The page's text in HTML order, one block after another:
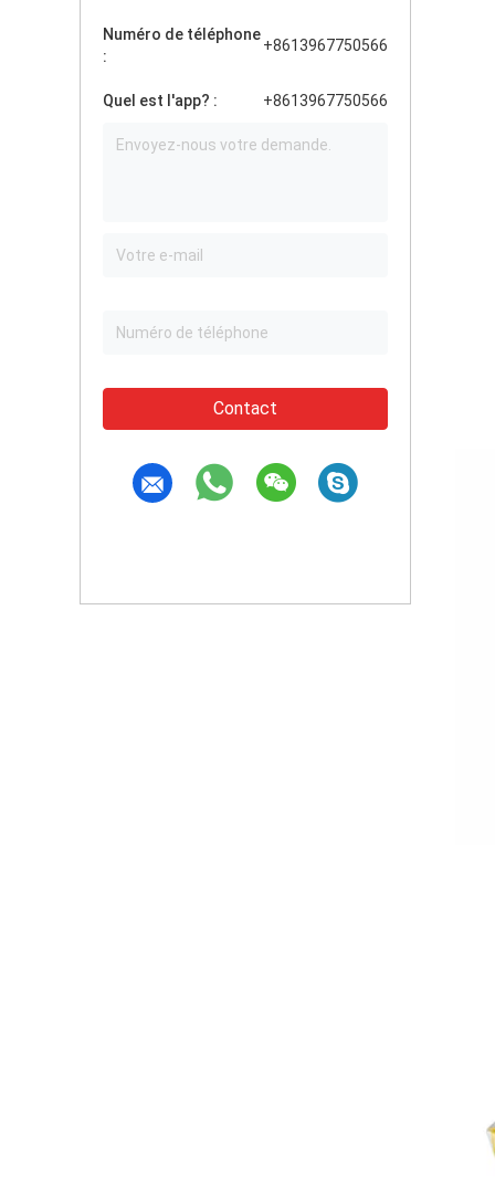
Numéro de téléphone
:
+8613967750566
Quel est l'app? : +8613967750566
Contact